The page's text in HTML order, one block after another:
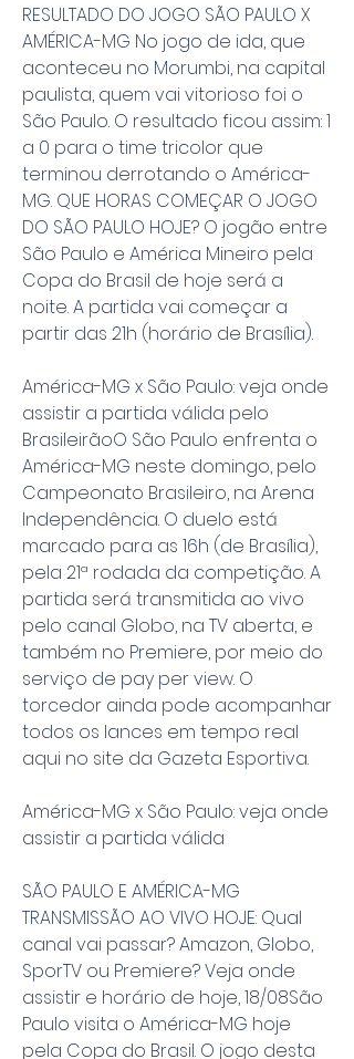
RESULTADO DO JOGO SÃO PAULO X
AMÉRICA-MG No jogo de ida, que
aconteceu no Morumbi, na capital
paulista, quem vai vitorioso foi o
São Paulo. O resultado ficou assim: 1
a 0 para o time tricolor que
terminou derrotando o América-
MG. QUE HORAS COMEÇAR O JOGO
DO SÃO PAULO HOJE? O jogão entre
São Paulo e América Mineiro pela
Copa do Brasil de hoje será a
noite. A partida vai começar a
partir das 21h (horário de Brasília).
América-MG x São Paulo: veja onde
assistir a partida válida pelo
BrasileirãoO São Paulo enfrenta o
América-MG neste domingo, pelo
Campeonato Brasileiro, na Arena
Independência. O duelo está
marcado para as 16h (de Brasília),
pela 21ª rodada da competição. A
partida será transmitida ao vivo
pelo canal Globo, na TV aberta, e
também no Premiere, por meio do
serviço de pay per view. O
torcedor ainda pode acompanhar
todos os lances em tempo real
aqui no site da Gazeta Esportiva.
América-MG x São Paulo: veja onde
assistir a partida válida
SÃO PAULO E AMÉRICA-MG
TRANSMISSÃO AO VIVO HOJE: Qual
canal vai passar? Amazon, Globo,
SporTV ou Premiere? Veja onde
assistir e horário de hoje, 18/08São
Paulo visita o América-MG hoje
pela Copa do Brasil. O jogo desta